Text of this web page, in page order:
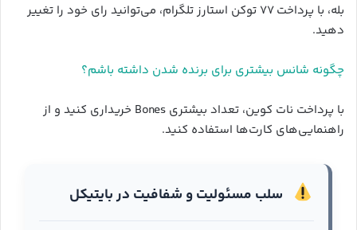
بله، با پرداخت ۷۷ توکن استارز تلگرام، می‌توانید رای خود را تغییر
دهید.
چگونه شانس بیشتری برای برنده شدن داشته باشم؟
با پرداخت نات کوین، تعداد بیشتری Bones خریداری کنید و از
راهنمایی‌های کارت‌ها استفاده کنید.
سلب مسئولیت و شفافیت در بایتیکل